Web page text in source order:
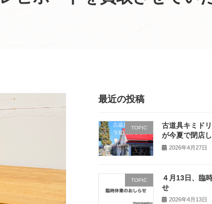
最近の投稿
TOPIC
古道具キミドリ
が今夏で閉店し
2026年4月27日
TOPIC
４月13日、臨
せ
2026年4月13日